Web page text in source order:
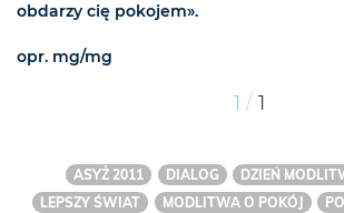
obdarzy cię pokojem».
opr. mg/mg
1 / 1
ASYŻ 2011 DIALOG
DZIEŃ
LEPSZY ŚWIAT
MODLITWA O POKÓJ